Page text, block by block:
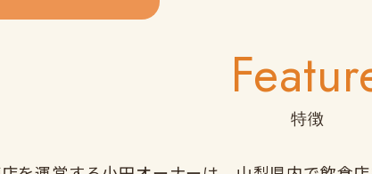
特徴